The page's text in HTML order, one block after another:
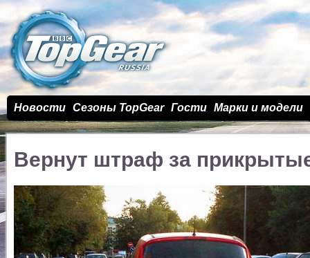
Новости Сезоны TopGear Гости Марки и модели
Вернут штраф за